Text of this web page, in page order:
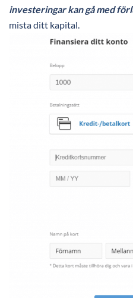
investeringar kan gå med
mista ditt kapital.